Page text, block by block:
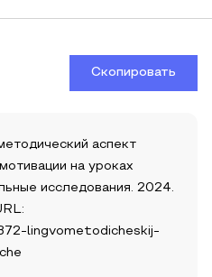
Скопировать
аспект
на уроках
исследования. 2024.
lingvometodicheskij-